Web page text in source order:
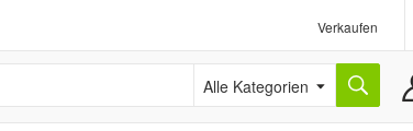
Verkaufen
Alle Kategorien